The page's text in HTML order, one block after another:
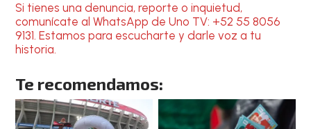
Si tienes una denuncia, reporte o inquietud,
comunícate al WhatsApp de Uno TV: +52 55 8056
9131. Estamos para escucharte y darle voz a tu
historia.
Te recomendamos: